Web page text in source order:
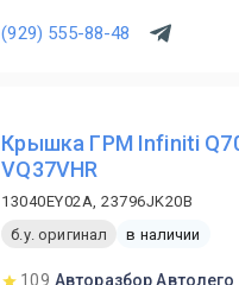
(929) 555-88-48
Крышка ГРМ Infiniti Q70
VQ37VHR
13040EY02A, 23796JK20B
б.у. оригинал
в наличии
109 Авторазбор Автолего